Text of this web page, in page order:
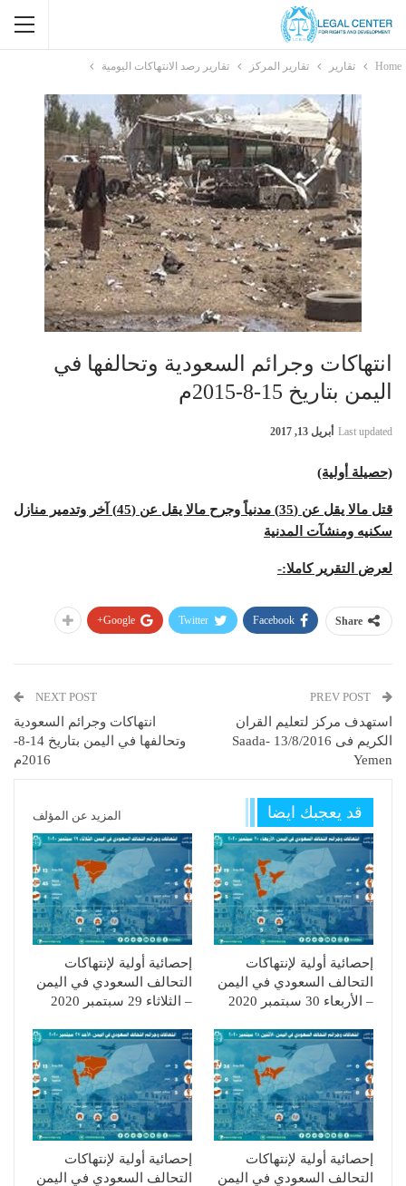
Home تقارير تقارير المركز تقارير رصد الانتهاكات اليومية
انتهاكات وجرائم السعودية وتحالفها في
اليمن بتاريخ 15-8-2015م
Last updated أبريل 13, 2017
(حصيلة أولية)
قتل مالا يقل عن (35) مدنياً وجرح مالا يقل عن (45) آخر وتدمير منازل
سكنيه ومنشآت المدنية
لعرض التقرير كاملا:-
Share
Facebook
Twitter
Google+
استهدف مركز لتعليم القران
الكريم فى 13/8/2016 Saada-
Yemen
NEXT POST
انتهاكات وجرائم السعودية
وتحالفها في اليمن بتاريخ 14-8-
2016م
قد يعجبك ايضا المزيد عن المؤلف
إحصائية أولية لإنتهاكات
التحالف السعودي في اليمن
– الأربعاء 30 سبتمبر 2020
إحصائية أولية لإنتهاكات
التحالف السعودي في اليمن
– الثلاثاء 29 سبتمبر 2020
إحصائية أولية لإنتهاكات
التحالف السعودي في اليمن
إحصائية أولية لإنتهاكات
التحالف السعودي في اليمن